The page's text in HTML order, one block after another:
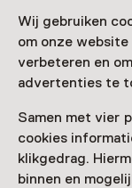
Wij gebruiken
om onze
verbeteren en
advertenties te
Samen met vier
cookies
klikgedrag.
binnen en
Bezoek
Nog